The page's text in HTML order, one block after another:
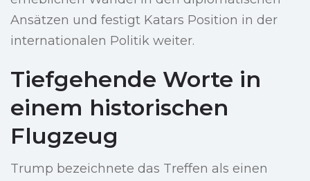
Ansätzen und festigt Katars Position in der
internationalen Politik weiter.
Tiefgehende Worte in
einem historischen
Flugzeug
Trump bezeichnete das Treffen als einen